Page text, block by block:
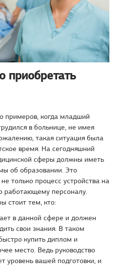
приобретать
примеров, когда младший
в больнице, не имея
такая ситуация была
время. На сегодняшний
сферы должны иметь
об образовании. Это
только процесс устройства на
работающему персоналу.
стоит тем, кто:
в данной сфере и должен
свои знания. В таком
купить диплом и
место. Ведь руководство
уровень вашей подготовки, и